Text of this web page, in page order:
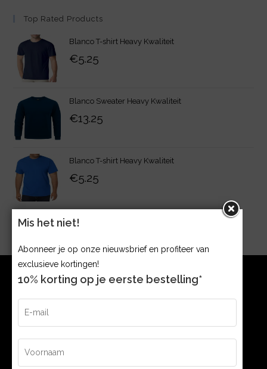
Top Rated Products
Blanco T-shirt Heavy Kwaliteit
€5.25
Blanco Sweater Heavy Kwaliteit
€13.25
Blanco T-shirt Heavy Kwaliteit
€5.25
Argonweg 32 1362 AB, Almere The Netherlands
Mis het niet!
Abonneer je op onze nieuwsbrief en profiteer van
exclusieve kortingen!
10% korting op je eerste bestelling*